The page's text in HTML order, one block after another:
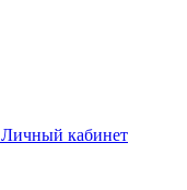
кабинет